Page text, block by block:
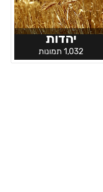
יהדות
1,032 תמונות